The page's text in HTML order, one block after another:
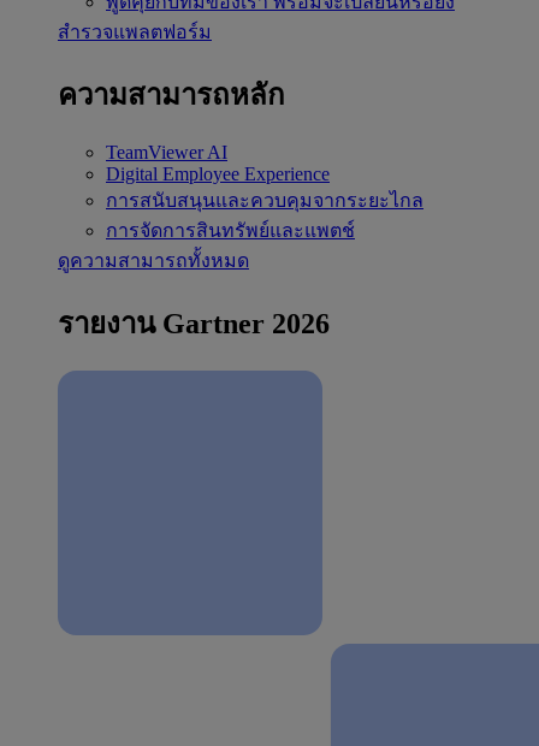
สำรวจแพลตฟอร์ม
ความสามารถหลัก
TeamViewer AI
Digital Employee Experience
การสนับสนุนและควบคุมจากระยะไกล
การจัดการสินทรัพย์และแพตช์
ดูความสามารถทั้งหมด
รายงาน Gartner 2026